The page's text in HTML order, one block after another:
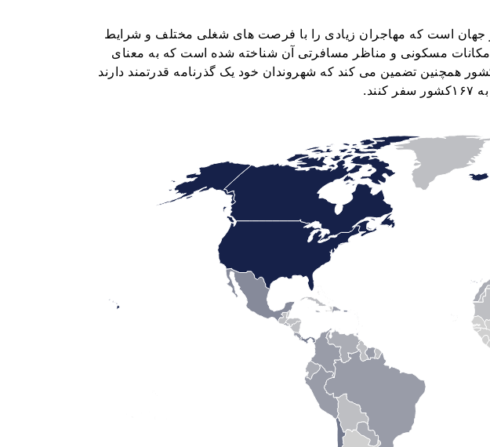
جهان است که مهاجران زیادی را با فرصت های شغلی مختلف و شرایط
مسکونی و مناظر مسافرتی آن شناخته شده است که به معنای
همچنین تضمین می کند که شهروندان خود یک گذرنامه قدرتمند دارند